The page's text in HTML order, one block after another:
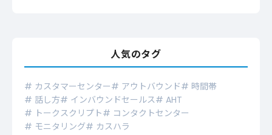
人気のタグ
# カスタマーセンター# アウトバウンド# 時間帯
# 話し方# インバウンドセールス# AHT
# トークスクリプト# コンタクトセンター
# モニタリング# カスハラ